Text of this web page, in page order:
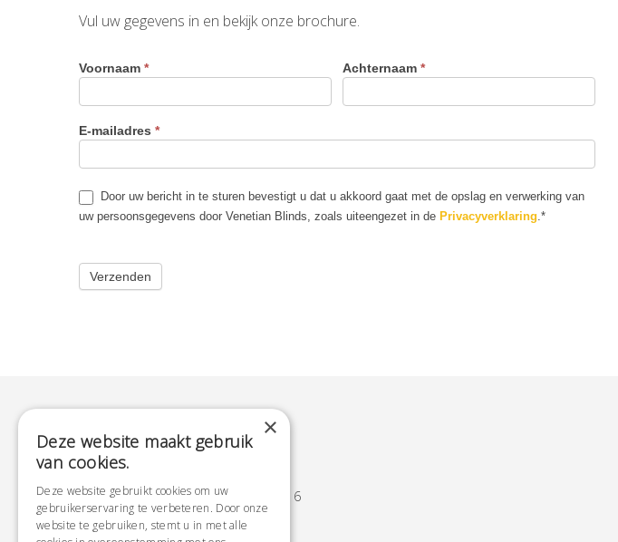
Vul uw gegevens in en bekijk onze brochure.
Voornaam * Achternaam *
E-mailadres *
Door uw bericht in te sturen bevestigt u dat u akkoord gaat met de opslag en verwerking van
uw persoonsgegevens door Venetian Blinds, zoals uiteengezet in de Privacyverklaring.*
+31 (0)45 545 341 6
×
Deze website maakt gebruik
van cookies.
Deze website gebruikt cookies om uw
gebruikerservaring te verbeteren. Door onze
website te gebruiken, stemt u in met alle